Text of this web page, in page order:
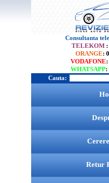
Consultanta
TELEKOM
ORANGE:
VODAFONE
WHATSAPP:
Cauta:
Retur